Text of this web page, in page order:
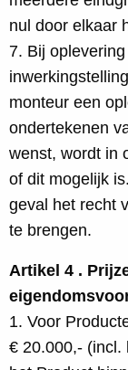
nul door elkaar
7. Bij
monteur een
ondertekenen
wenst, wordt in
of dit mogelijk
geval het recht
te brengen.
Artikel 4 .
1. Voor
€ 20.000,- (incl.